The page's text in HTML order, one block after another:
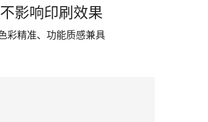
不影响印刷效果
彩精准、功能质感兼具